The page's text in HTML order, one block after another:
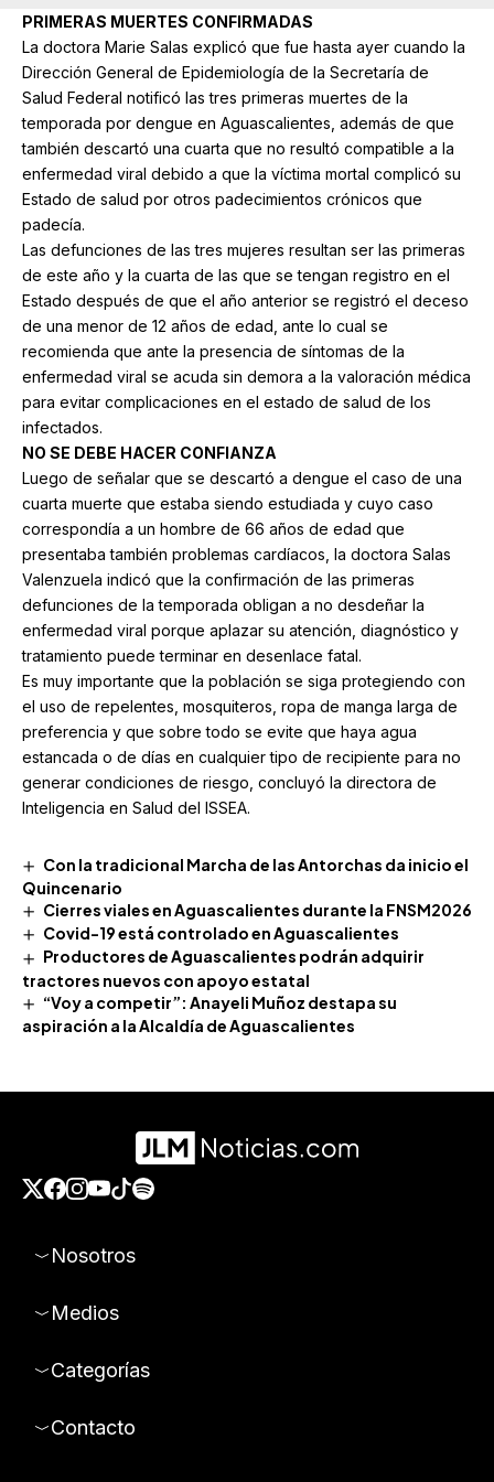
PRIMERAS MUERTES CONFIRMADAS
La doctora Marie Salas explicó que fue hasta ayer cuando la
Dirección General de Epidemiología de la Secretaría de
Salud Federal notificó las tres primeras muertes de la
temporada por dengue en Aguascalientes, además de que
también descartó una cuarta que no resultó compatible a la
enfermedad viral debido a que la víctima mortal complicó su
Estado de salud por otros padecimientos crónicos que
padecía.
Las defunciones de las tres mujeres resultan ser las primeras
de este año y la cuarta de las que se tengan registro en el
Estado después de que el año anterior se registró el deceso
de una menor de 12 años de edad, ante lo cual se
recomienda que ante la presencia de síntomas de la
enfermedad viral se acuda sin demora a la valoración médica
para evitar complicaciones en el estado de salud de los
infectados.
NO SE DEBE HACER CONFIANZA
Luego de señalar que se descartó a dengue el caso de una
cuarta muerte que estaba siendo estudiada y cuyo caso
correspondía a un hombre de 66 años de edad que
presentaba también problemas cardíacos, la doctora Salas
Valenzuela indicó que la confirmación de las primeras
defunciones de la temporada obligan a no desdeñar la
enfermedad viral porque aplazar su atención, diagnóstico y
tratamiento puede terminar en desenlace fatal.
Es muy importante que la población se siga protegiendo con
el uso de repelentes, mosquiteros, ropa de manga larga de
preferencia y que sobre todo se evite que haya agua
estancada o de días en cualquier tipo de recipiente para no
generar condiciones de riesgo, concluyó la directora de
Inteligencia en Salud del ISSEA.
Con la tradicional Marcha de las Antorchas da inicio el
Quincenario
Cierres viales en Aguascalientes durante la FNSM2026
Covid-19 está controlado en Aguascalientes
Productores de Aguascalientes podrán adquirir
tractores nuevos con apoyo estatal
“Voy a competir”: Anayeli Muñoz destapa su
aspiración a la Alcaldía de Aguascalientes
Nosotros
Medios
Categorías
Contacto